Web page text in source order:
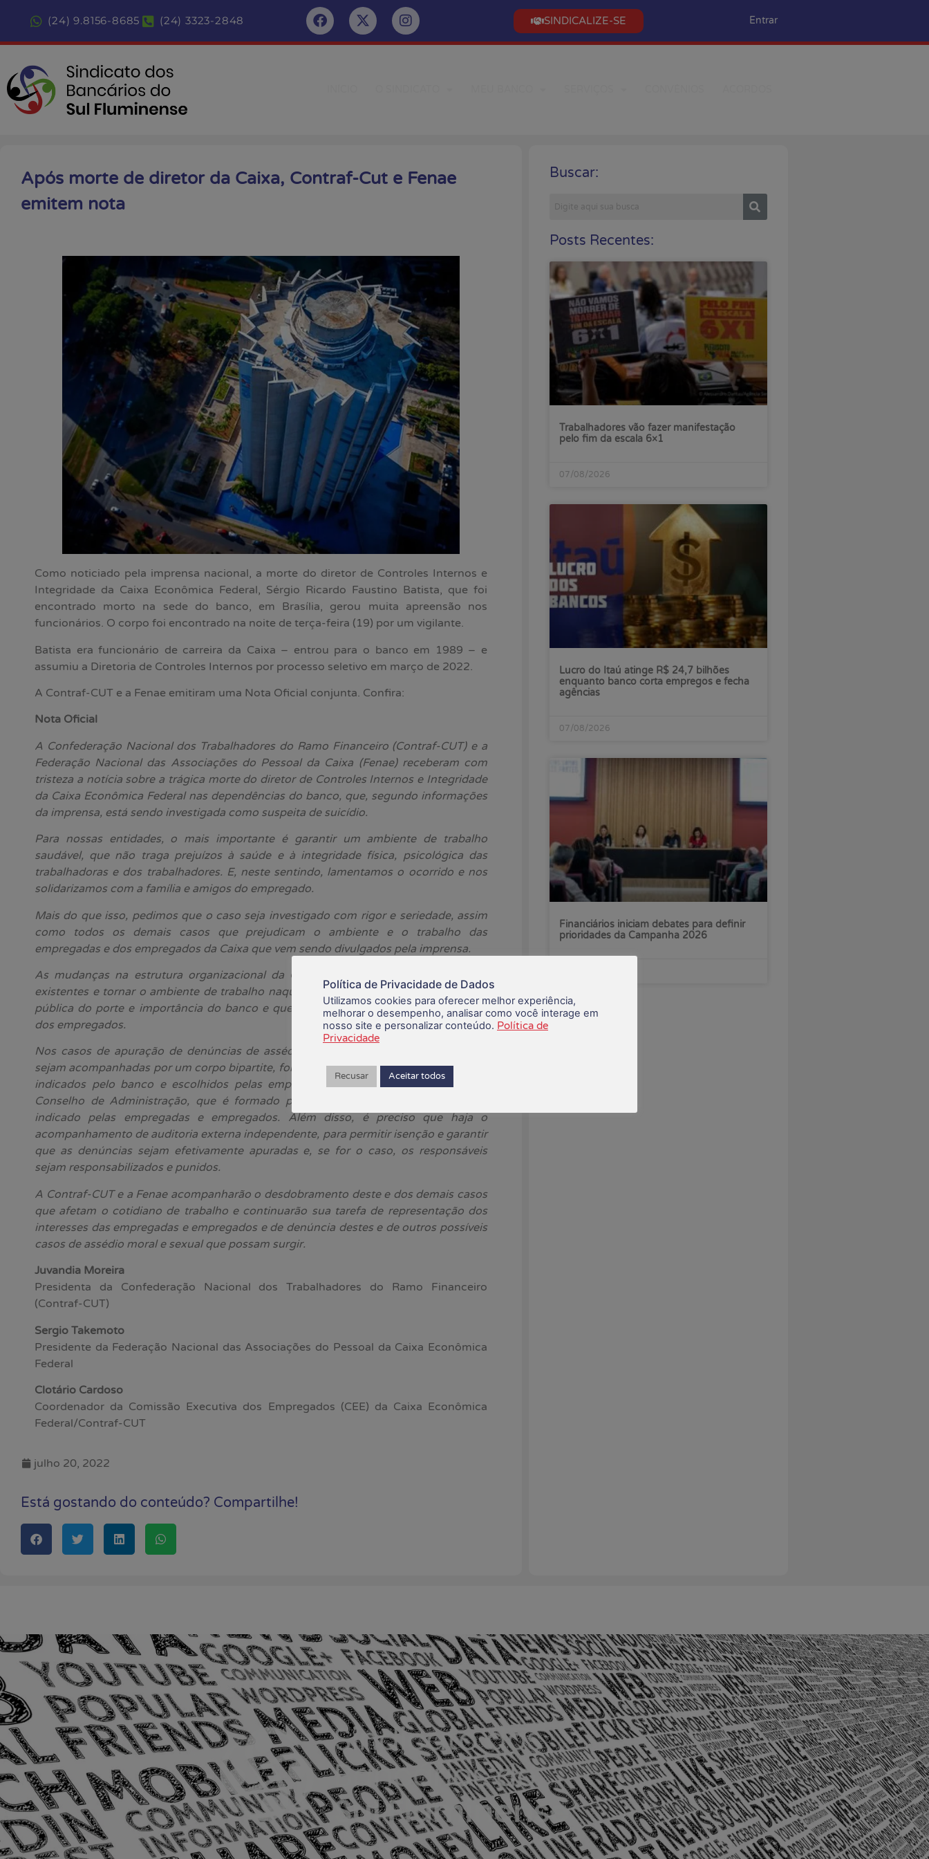
(24) 9.8156-8685 (24) 3323-2848 SINDICALIZE-SE Entrar
Após morte de diretor da Caixa, Contraf-Cut e Fenae
emitem nota
Como noticiado pela imprensa nacional, a morte do diretor de Controles Internos e
Integridade da Caixa Econômica Federal, Sérgio Ricardo Faustino Batista, que foi
encontrado morto na sede do banco, em Brasília, gerou muita apreensão nos
funcionários. O corpo foi encontrado na noite de terça-feira (19) por um vigilante.
Batista era funcionário de carreira da Caixa – entrou para o banco em 1989 – e
assumiu a Diretoria de Controles Internos por processo seletivo em março de 2022.
A Contraf-CUT e a Fenae emitiram uma Nota Oficial conjunta. Confira:
Nota Oficial
A Confederação Nacional dos Trabalhadores do Ramo Financeiro (Contraf-CUT) e a
Federação Nacional das Associações do Pessoal da Caixa (Fenae) receberam com
tristeza a notícia sobre a trágica morte do diretor de Controles Internos e Integridade
da Caixa Econômica Federal nas dependências do banco, que, segundo informações
da imprensa, está sendo investigada como suspeita de suicídio.
Para nossas entidades, o mais importante é garantir um ambiente de trabalho
saudável, que não traga prejuízos à saúde e à integridade física, psicológica das
trabalhadoras e dos trabalhadores. E, neste sentindo, lamentamos o ocorrido e nos
solidarizamos com a família e amigos do empregado.
Mais do que isso, pedimos que o caso seja investigado com rigor e seriedade, assim
como todos os demais casos que prejudicam o ambiente e o trabalho das
empregadas e dos empregados da Caixa que vem sendo divulgados pela imprensa.
As mudanças na estrutura organizacional da Caixa precisam sanar os problemas
existentes e tornar o ambiente de trabalho naquilo que esperamos de uma empresa
pública do porte e importância do banco e que garanta a saúde das empregadas e
dos empregados.
Nos casos de apuração de denúncias de assédio moral e sexual, defendemos que
sejam acompanhadas por um corpo bipartite, formado por número igual de membros
indicados pelo banco e escolhidos pelas empregadas e empregados e, não pelo
Conselho de Administração, que é formado por sete membros, com apenas um
indicado pelas empregadas e empregados. Além disso, é preciso que haja o
acompanhamento de auditoria externa independente, para permitir isenção e garantir
que as denúncias sejam efetivamente apuradas e, se for o caso, os responsáveis
sejam responsabilizados e punidos.
A Contraf-CUT e a Fenae acompanharão o desdobramento deste e dos demais casos
que afetam o cotidiano de trabalho e continuarão sua tarefa de representação dos
interesses das empregadas e empregados e de denúncia destes e de outros possíveis
casos de assédio moral e sexual que possam surgir.
Juvandia Moreira
Presidenta da Confederação Nacional dos Trabalhadores do Ramo Financeiro
(Contraf-CUT)
Sergio Takemoto
Presidente da Federação Nacional das Associações do Pessoal da Caixa Econômica
Federal
Clotário Cardoso
Coordenador da Comissão Executiva dos Empregados (CEE) da Caixa Econômica
Federal/Contraf-CUT
julho 20, 2022
Está gostando do conteúdo? Compartilhe!
Buscar:
Posts Recentes:
Trabalhadores vão fazer manifestação
pelo fim da escala 6×1
07/08/2026
Lucro do Itaú atinge R$ 24,7 bilhões
enquanto banco corta empregos e fecha
agências
07/08/2026
Financiários iniciam debates para definir
prioridades da Campanha 2026
Política de Privacidade de Dados
Utilizamos cookies para oferecer melhor experiência,
melhorar o desempenho, analisar como você interage em
nosso site e personalizar conteúdo. Política de
Privacidade
Recusar Aceitar todos